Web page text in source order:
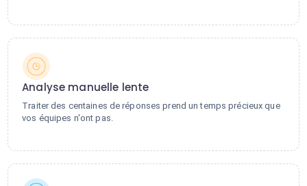
Analyse manuelle lente
Traiter des centaines de réponses prend un temps précieux que
vos équipes n'ont pas.